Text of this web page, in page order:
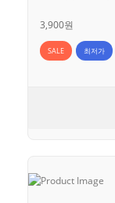
3,900원
SALE 최저가